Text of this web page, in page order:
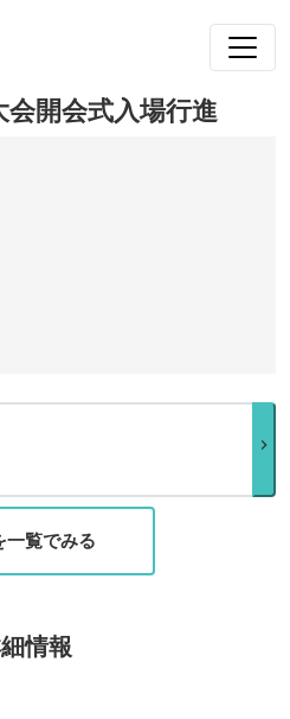
開会式入場行進
chevron_right
一覧でみる
情報